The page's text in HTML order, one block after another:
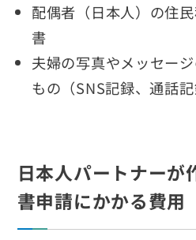
配偶者（日本人）の住
書
夫婦の写真やメッセー
もの（SNS記録、通話記
日本人パートナーが
書申請にかかる費用